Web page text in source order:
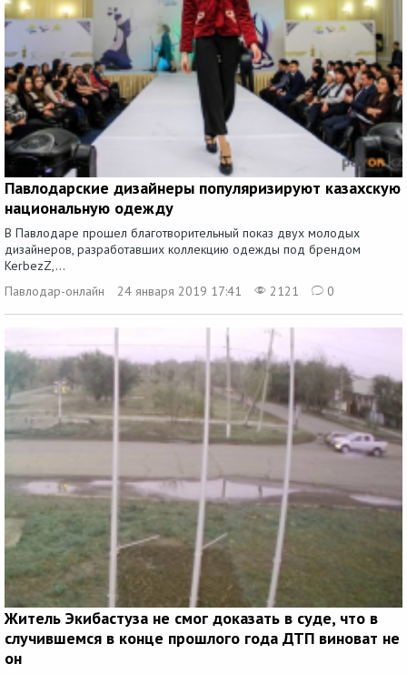
Павлодарские дизайнеры популяризируют казахскую
национальную одежду
В Павлодаре прошел благотворительный показ двух молодых
дизайнеров, разработавших коллекцию одежды под брендом
KerbezZ,...
Павлодар-онлайн
24 января 2019 17:41 2121 0
Житель Экибастуза не смог доказать в суде, что в
случившемся в конце прошлого года ДТП виноват не
он